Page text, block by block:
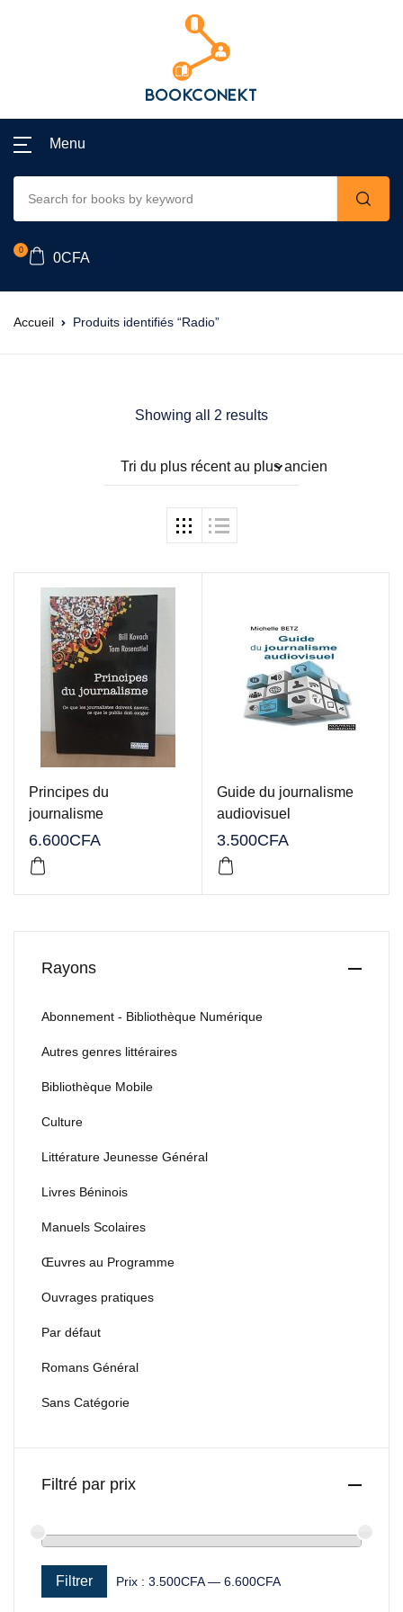
Menu
0
0CFA
Accueil Produits identifiés “Radio”
Showing all 2 results
Tri du plus récent au plus ancien
Principes du
journalisme
6.600CFA
Guide du journalisme
audiovisuel
3.500CFA
Rayons
Abonnement - Bibliothèque Numérique
Autres genres littéraires
Bibliothèque Mobile
Culture
Littérature Jeunesse Général
Livres Béninois
Manuels Scolaires
Œuvres au Programme
Ouvrages pratiques
Par défaut
Romans Général
Sans Catégorie
Filtré par prix
Filtrer Prix : 3.500CFA— 6.600CFA